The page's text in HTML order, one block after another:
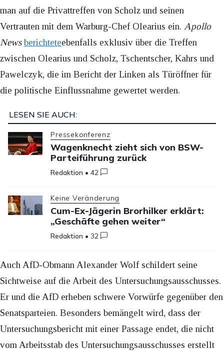
man auf die Privattreffen von Scholz und seinen
Vertrauten mit dem Warburg-Chef Olearius ein. Apollo
News berichteteebenfalls exklusiv über die Treffen
zwischen Olearius und Scholz, Tschentscher, Kahrs und
Pawelczyk, die im Bericht der Linken als Türöffner für
die politische Einflussnahme gewertet werden.
LESEN SIE AUCH:
Pressekonferenz
Wagenknecht zieht sich von BSW-
Parteiführung zurück
Redaktion •42
Keine Veränderung
Cum-Ex-Jägerin Brorhilker erklärt:
„Geschäfte gehen weiter“
Redaktion •32
Auch AfD-Obmann Alexander Wolf schildert seine
Sichtweise auf die Arbeit des Untersuchungsausschusses.
Er und die AfD erheben schwere Vorwürfe gegenüber den
Senatsparteien. Besonders bemängelt wird, dass der
Untersuchungsbericht mit einer Passage endet, die nicht
vom Arbeitsstab des Untersuchungsausschusses erstellt